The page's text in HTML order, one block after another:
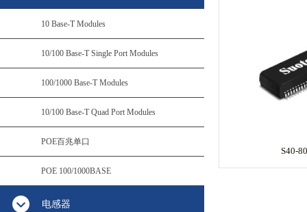
S40-
10 Base-T Modules
10/100 Base-T Single Port Modules
100/1000 Base-T Modules
10/100 Base-T Quad Port Modules
POE百兆单口
POE 100/1000BASE
电感器